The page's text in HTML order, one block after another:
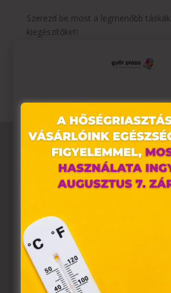
Szerezd be most a legmenőbb
kiegészítőket!
2025. Augusztus 1-től szeptember 7-ig!
Weboldalunkon „cookie"-kat
alkalmazunk. Ezek olyan fájlok,
tárolnak webes böngészőjében. Ehhez
hozzájárulása szükséges.
A „sütiket" az elektronikus hírközlésről
törvény, az elektronikus kereskedelmi
információs társadalommal
egyes kérdéseiről szóló 2001. évi CVIII.
az Európai Unió előírásainak
Azon weblapoknak, melyek az Európai
belül működnek, a „sütik"
felhasználó számítógépén vagy
tárolásához a felhasználók